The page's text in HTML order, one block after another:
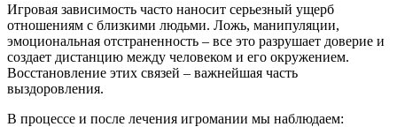
Игровая зависимость часто наносит серьезный ущерб
отношениям с близкими людьми. Ложь, манипуляции,
эмоциональная отстраненность – все это разрушает доверие и
создает дистанцию между человеком и его окружением.
Восстановление этих связей – важнейшая часть
выздоровления.
В процессе и после лечения игромании мы наблюдаем: